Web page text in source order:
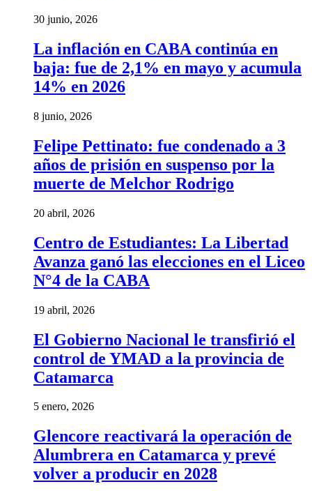
30 junio, 2026
La inflación en CABA continúa en
baja: fue de 2,1% en mayo y acumula
14% en 2026
8 junio, 2026
Felipe Pettinato: fue condenado a 3
años de prisión en suspenso por la
muerte de Melchor Rodrigo
20 abril, 2026
Centro de Estudiantes: La Libertad
Avanza ganó las elecciones en el Liceo
N°4 de la CABA
19 abril, 2026
El Gobierno Nacional le transfirió el
control de YMAD a la provincia de
Catamarca
5 enero, 2026
Glencore reactivará la operación de
Alumbrera en Catamarca y prevé
volver a producir en 2028